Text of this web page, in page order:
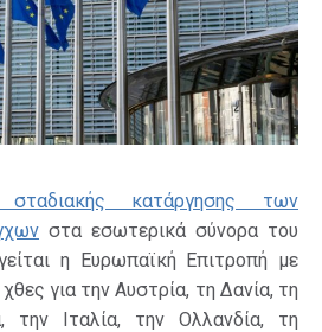
κατάργησης των
στα εσωτερικά σύνορα του
η Ευρωπαϊκή Επιτροπή με
για την Αυστρία, τη Δανία, τη
την Ιταλία, την Ολλανδία, τη